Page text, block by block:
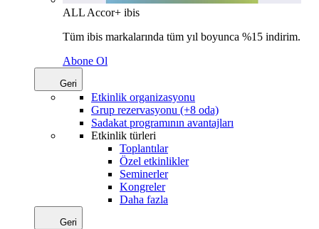
ALL Accor+ ibis
Tüm ibis markalarında tüm yıl boyunca %15 indirim.
Abone Ol
Geri
Etkinlik organizasyonu
Grup rezervasyonu (+8 oda)
Sadakat programının avantajları
Etkinlik türleri
Toplantılar
Özel etkinlikler
Seminerler
Kongreler
Daha fazla
Geri